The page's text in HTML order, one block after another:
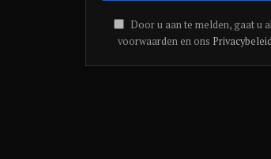
Door u aan te melden, gaat u
voorwaarden en ons